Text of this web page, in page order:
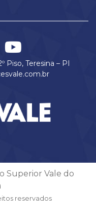
Piso, Teresina – PI
Superior Vale do
reservados